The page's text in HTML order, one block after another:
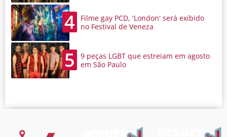
4
Filme gay PCD, 'London' será exibido
no Festival de Veneza
5
9 peças LGBT que estreiam em agosto
em São Paulo